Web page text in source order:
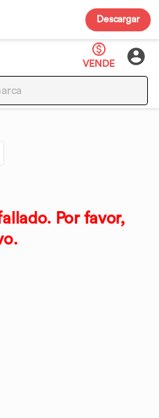
Descargar
VENDE
Por favor,